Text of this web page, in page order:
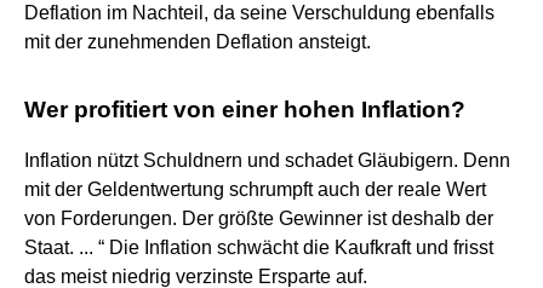
Deflation im Nachteil, da seine Verschuldung ebenfalls
mit der zunehmenden Deflation ansteigt.
Wer profitiert von einer hohen Inflation?
Inflation nützt Schuldnern und schadet Gläubigern. Denn
mit der Geldentwertung schrumpft auch der reale Wert
von Forderungen. Der größte Gewinner ist deshalb der
Staat. ... “ Die Inflation schwächt die Kaufkraft und frisst
das meist niedrig verzinste Ersparte auf.